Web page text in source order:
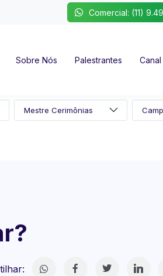
Comercial: (11)
Sobre Nós Palestrantes